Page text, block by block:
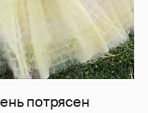
потрясен